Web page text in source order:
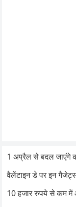
1 अप्रैल से बदल जाएंगे
वैलेंटाइन डे पर इन
10 हजार रुपये से कम में